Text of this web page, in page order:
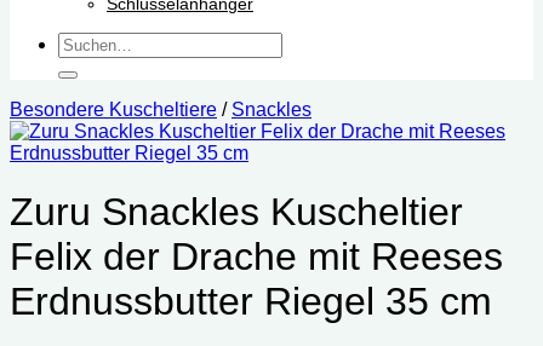
Schlüsselanhänger
Suchen
nach:
Besondere Kuscheltiere / Snackles
Zuru Snackles Kuscheltier
Felix der Drache mit Reeses
Erdnussbutter Riegel 35 cm